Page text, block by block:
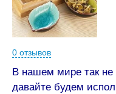
0 отзывов
В нашем мире так не
давайте будем